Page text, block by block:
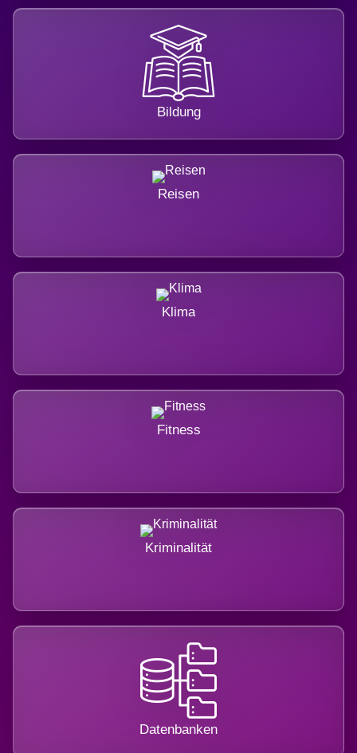
Bildung
Reisen
Klima
Fitness
Kriminalität
Datenbanken